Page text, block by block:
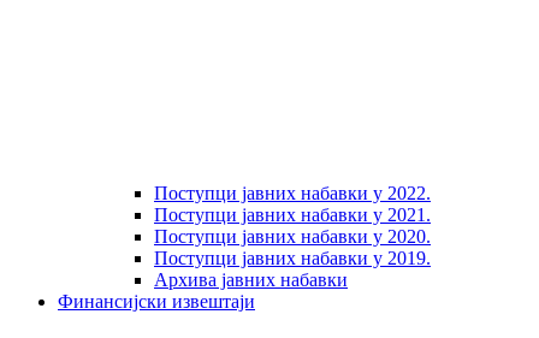
Поступци јавних набавки у 2022.
Поступци јавних набавки у 2021.
Поступци јавних набавки у 2020.
Поступци јавних набавки у 2019.
Архива јавних набавки
Финансијски извештаји